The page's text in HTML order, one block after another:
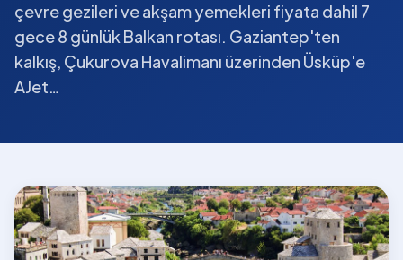
çevre gezileri ve akşam yemekleri fiyata dahil 7
gece 8 günlük Balkan rotası. Gaziantep'ten
kalkış, Çukurova Havalimanı üzerinden Üsküp'e
AJet…